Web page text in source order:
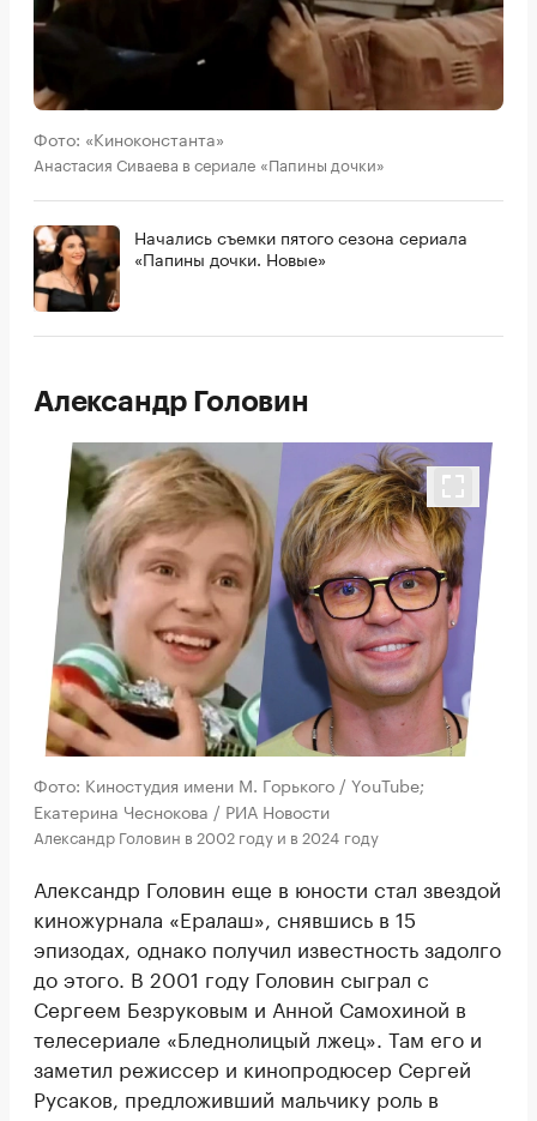
Фото: «Киноконстанта»
Анастасия Сиваева в сериале «Папины дочки»
Начались съемки пятого сезона сериала
«Папины дочки. Новые»
Александр Головин
Фото: Киностудия имени М. Горького / YouTube;
Екатерина Чеснокова / РИА Новости
Александр Головин в 2002 году и в 2024 году
Александр Головин еще в юности стал звездой
киножурнала «Ералаш», снявшись в 15
эпизодах, однако получил известность задолго
до этого. В 2001 году Головин сыграл с
Сергеем Безруковым и Анной Самохиной в
телесериале «Бледнолицый лжец». Там его и
заметил режиссер и кинопродюсер Сергей
Русаков, предложивший мальчику роль в